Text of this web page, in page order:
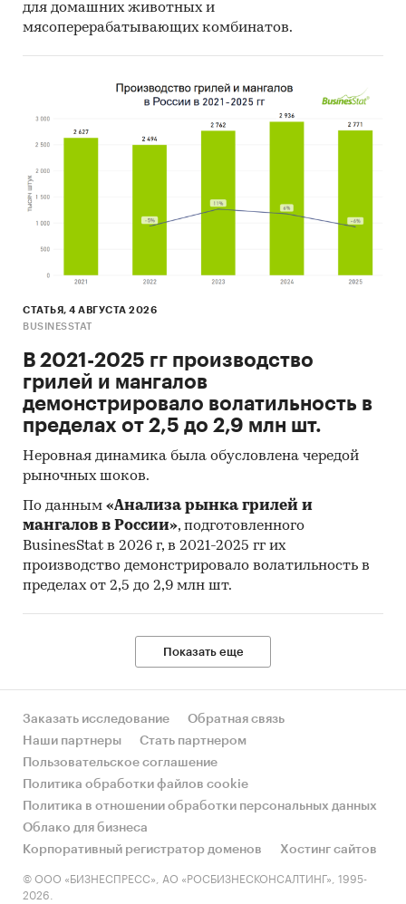
для домашних животных и
мясоперерабатывающих комбинатов.
СТАТЬЯ, 4 АВГУСТА 2026
BUSINESSTAT
В 2021-2025 гг производство
грилей и мангалов
демонстрировало волатильность в
пределах от 2,5 до 2,9 млн шт.
Неровная динамика была обусловлена чередой
рыночных шоков.
По данным «Анализа рынка грилей и
мангалов в России», подготовленного
BusinesStat в 2026 г, в 2021-2025 гг их
производство демонстрировало волатильность в
пределах от 2,5 до 2,9 млн шт.
Показать еще
Заказать исследование
Обратная связь
Наши партнеры
Стать партнером
Пользовательское соглашение
Политика обработки файлов cookie
Политика в отношении обработки персональных данных
Облако для бизнеса
Корпоративный регистратор доменов
Хостинг сайтов
© ООО «БИЗНЕСПРЕСС», АО «РОСБИЗНЕСКОНСАЛТИНГ», 1995-
2026.